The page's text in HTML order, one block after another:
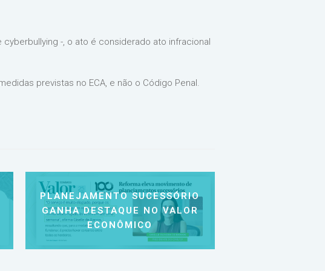
-, o ato é considerado ato infracional
previstas no ECA, e não o Código Penal.
PLANEJAMENTO SUCESSÓRIO
GANHA DESTAQUE NO VALOR
ECONÔMICO